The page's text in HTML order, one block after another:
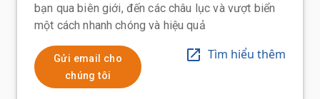
bạn qua biên giới, đến các châu lục và vượt biển
một cách nhanh chóng và hiệu quả
Gửi email cho
chúng tôi
Tìm hiểu thêm